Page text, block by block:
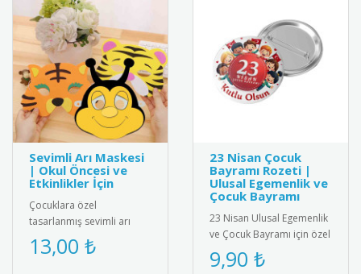
Sevimli Arı Maskesi
| Okul Öncesi ve
Etkinlikler İçin
Çocuklara özel
tasarlanmış sevimli arı
maskesi; okul öncesi
eğitim, tiyatro oyunları,
13,00 ₺
23 Nisan Çocuk
Bayramı Rozeti |
Ulusal Egemenlik ve
Çocuk Bayramı
23 Nisan Ulusal Egemenlik
ve Çocuk Bayramı için özel
tasarlanmış rozet.
Çocuklar için şık ve
9,90 ₺